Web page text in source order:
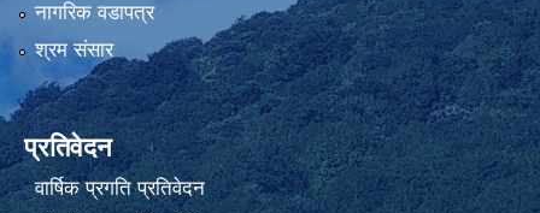
नागरिक वडापत्र
श्रम संसार
प्रतिवेदन
वार्षिक प्रगति प्रतिवेदन